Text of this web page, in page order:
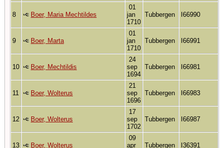
8 Boer, Maria Mechtildes
01
jan
1710
Tubbergen I66990
9 Boer, Marta
01
jan
1710
Tubbergen I66991
10 Boer, Mechtildis
24
sep
1694
Tubbergen I66981
11 Boer, Wolterus
21
sep
1696
Tubbergen I66983
12 Boer, Wolterus
17
sep
1702
Tubbergen I66987
13 Boer, Wolterus
09
apr
Tubbergen I36391